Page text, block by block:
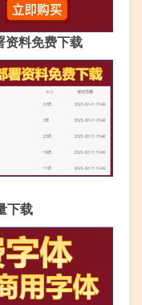
资料免费下载
下载